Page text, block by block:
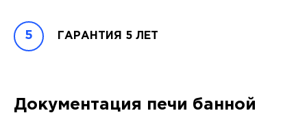
ГАРАНТИЯ 5 ЛЕТ
Документация печи банной